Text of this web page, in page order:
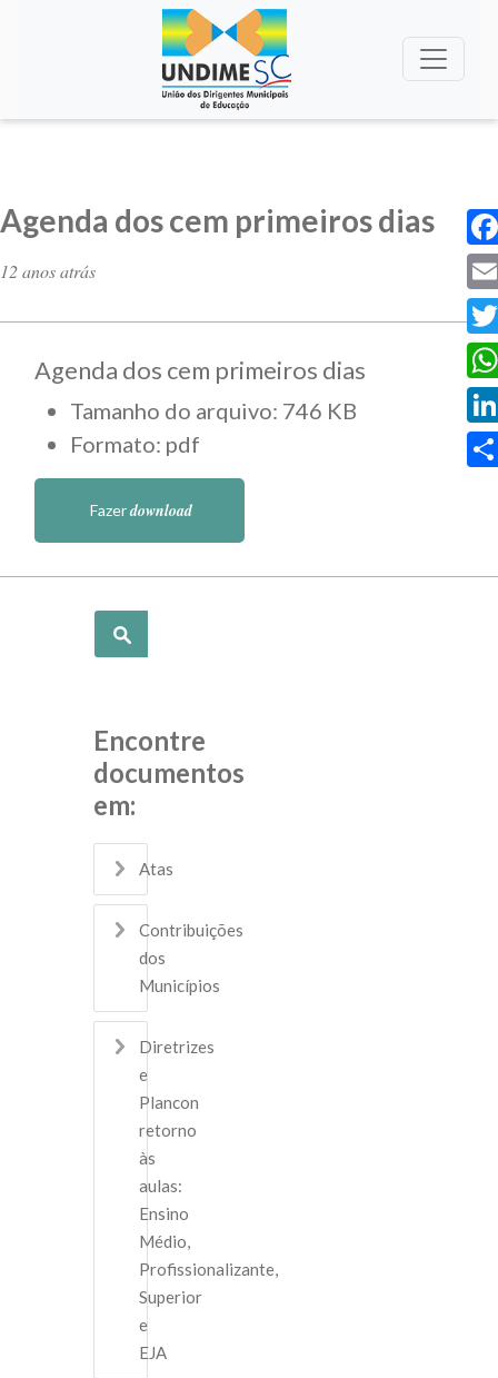
Agenda dos cem primeiros dias
12 anos atrás
Agenda dos cem primeiros dias
Tamanho do arquivo: 746 KB
Formato: pdf
Fazerdownload
Pesquisar
Encontre
documentos
em:
Atas
Contribuições
dos
Municípios
Diretrizes
e
Plancon
retorno
às
aulas:
Ensino
Médio,
Profissionalizante,
Superior
e
EJA